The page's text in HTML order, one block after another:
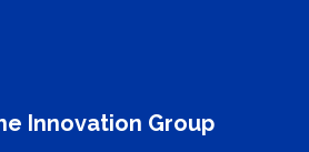
Innovation Group